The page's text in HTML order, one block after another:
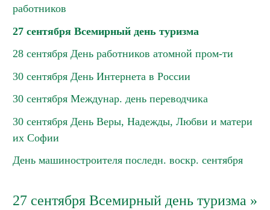
работников
27 сентября Всемирный день туризма
28 сентября День работников атомной пром-ти
30 сентября День Интернета в России
30 сентября Междунар. день переводчика
30 сентября День Веры, Надежды, Любви и матери
их Софии
День машиностроителя последн. воскр. сентября
27 сентября Всемирный день туризма »